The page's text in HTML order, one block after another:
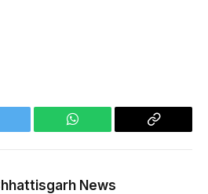
WhatsApp
Copy
News